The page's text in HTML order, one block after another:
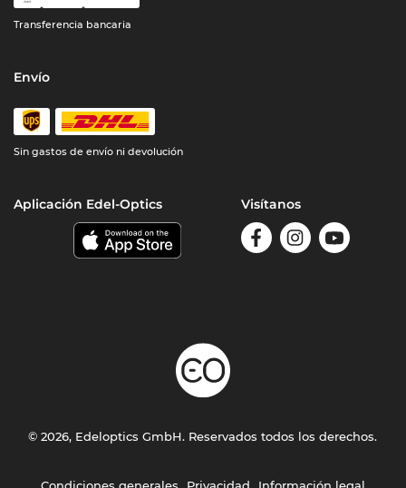
Transferencia bancaria
Envío
Sin gastos de envío ni devolución
Aplicación Edel-Optics Visítanos
© 2026, Edeloptics GmbH. Reservados todos los derechos.